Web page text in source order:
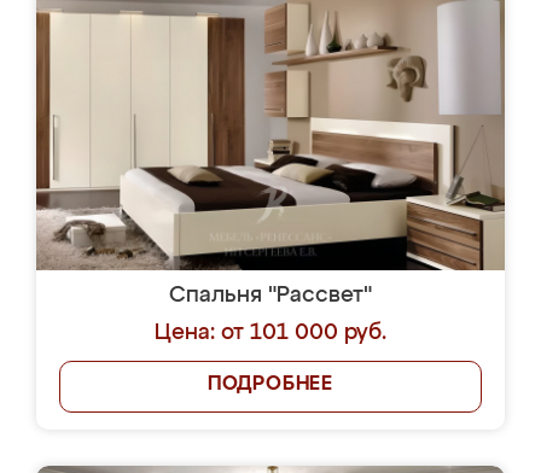
Спальня "Рассвет"
Цена: от 101 000 руб.
ПОДРОБНЕЕ